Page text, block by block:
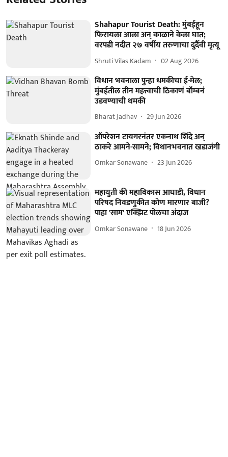
Shahapur Tourist Death: मुंबईहून
फिरायला आला अन् काळाने केला घात;
वरपडी नदीत २७ वर्षीय तरुणाचा दुर्दैवी मृत्यू
Shruti Vilas Kadam 02 Aug 2026
विधान भवनाला पुन्हा धमकीचा ई-मेल;
मुंबईतील तीन महत्त्वाची ठिकाणं बॉम्बनं
उडवण्याची धमकी
Bharat Jadhav 29 Jun 2026
ऑपरेशन टायगरनंतर एकनाथ शिंदे अन्
ठाकरे आमने-सामने; विधानभवनात खडाजंगी
Omkar Sonawane 23 Jun 2026
महायुती की महाविकास आघाडी, विधान
परिषद निवडणुकीत कोण मारणार बाजी?
पाहा 'साम' एक्झिट पोलचा अंदाज
Omkar Sonawane 18 Jun 2026